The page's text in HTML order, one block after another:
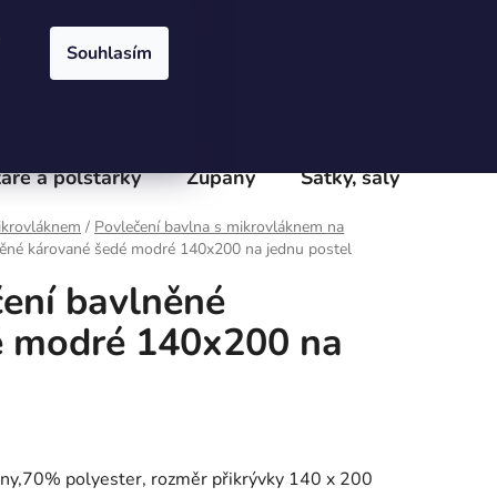
Souhlasím
KOŠÍK
a polštářky Župany Šátky, šály
/ Povlečení bavlna s mikrovláknem na
kárované šedé modré 140x200 na jednu postel
bavlněné
modré 140x200 na
polyester, rozměr přikrývky 140 x 200